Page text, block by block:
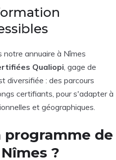
annuaire à Nîmes
Qualiopi , gage de
diversifiée : des parcours
certifiants, pour s'adapter à
et géographiques.
programme de
?